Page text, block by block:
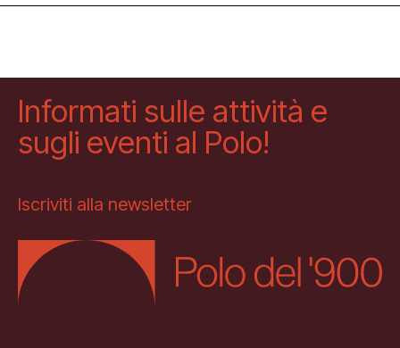
Informati sulle attività e
sugli eventi al Polo!
Iscriviti alla newsletter